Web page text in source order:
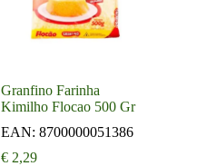
Granfino Farinha
Kimilho Flocao 500 Gr
EAN:8700000051386
€ 2,29